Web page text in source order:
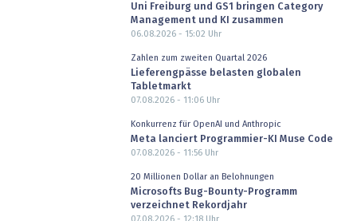
Uni Freiburg und GS1 bringen Category
Management und KI zusammen
06.08.2026 - 15:02 Uhr
Zahlen zum zweiten Quartal 2026
Lieferengpässe belasten globalen
Tabletmarkt
07.08.2026 - 11:06Uhr
Konkurrenz für OpenAI und Anthropic
Meta lanciert Programmier-KI Muse Code
07.08.2026 - 11:56Uhr
20 Millionen Dollar an Belohnungen
Microsofts Bug-Bounty-Programm
verzeichnet Rekordjahr
07.08.2026 - 12:18Uhr